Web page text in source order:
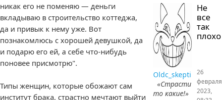
никак его не поменяю — деньги
вкладываю в строительство коттеджа,
да и привык к нему уже. Вот
познакомлюсь с хорошей девушкой, да
и подарю его ей, а себе что-нибудь
поновее присмотрю".
Типы женщин, которые обожают сам
институт брака, страстно мечтают выйти
Не
все
так
плохо
Oldc_skepti
«Страсти
то какие!»
26
февраля
2023,